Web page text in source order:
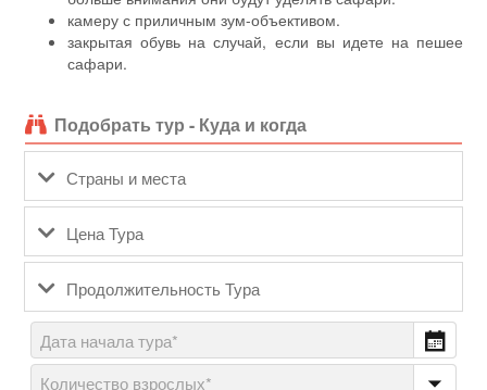
камеру с приличным зум-объективом.
закрытая обувь на случай, если вы идете на пешее
сафари.
Подобрать тур - Куда и когда
Страны и места
Цена Тура
Продолжительность Тура